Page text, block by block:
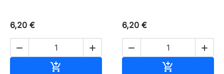
6,20 €
 

6,20 €
 
